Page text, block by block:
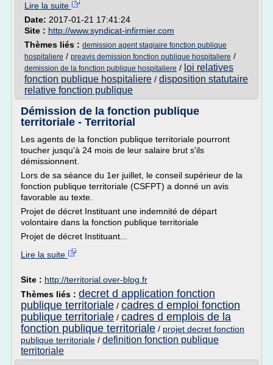
Lire la suite
Date: 2017-01-21 17:41:24
Site : http://www.syndicat-infirmier.com
Thèmes liés : demission agent stagiaire fonction publique
hospitaliere / preavis demission fonction publique hospitaliere /
demission de la fonction publique hospitaliere / loi relatives
fonction publique hospitaliere / disposition statutaire
relative fonction publique
Démission de la fonction publique
territoriale - Territorial
Les agents de la fonction publique territoriale pourront
toucher jusqu'à 24 mois de leur salaire brut s'ils
démissionnent.
Lors de sa séance du 1er juillet, le conseil supérieur de la
fonction publique territoriale (CSFPT) a donné un avis
favorable au texte.
Projet de décret Instituant une indemnité de départ
volontaire dans la fonction publique territoriale
Projet de décret Instituant...
Lire la suite
Site : http://territorial.over-blog.fr
Thèmes liés : decret d application fonction
publique territoriale / cadres d emploi fonction
publique territoriale / cadres d emplois de la
fonction publique territoriale / projet decret fonction
publique territoriale / definition fonction publique
territoriale